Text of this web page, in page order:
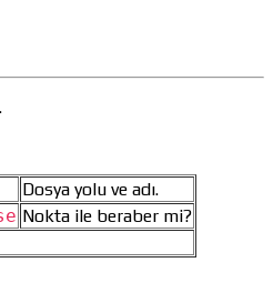
Dosya yolu ve adı.
Nokta ile beraber mi?